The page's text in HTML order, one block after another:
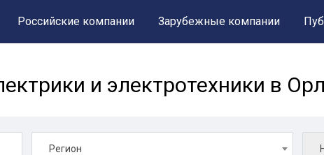
Российские компании Зарубежные компании
и электротехники в
Регион